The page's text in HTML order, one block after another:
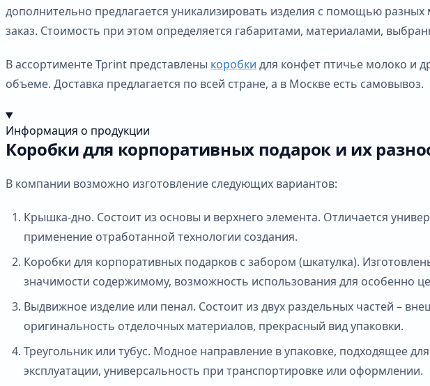
дополнительно предлагается уникализировать изделия с помощью
заказ. Стоимость при этом определяется габаритами, материалами,
В ассортименте Tprint представлены коробки для конфет птичье молоко и
объеме. Доставка предлагается по всей стране, а в Москве есть самовывоз.
Информация о продукции
Коробки для корпоративных подарок и их
В компании возможно изготовление следующих вариантов:
Крышка-дно. Состоит из основы и верхнего элемента. Отличается
применение отработанной технологии создания.
Коробки для корпоративных подарков с забором (шкатулка).
значимости содержимому, возможность использования для особенно
Выдвижное изделие или пенал. Состоит из двух раздельных частей –
оригинальность отделочных материалов, прекрасный вид упаковки.
Треугольник или тубус. Модное направление в упаковке, подходящее
эксплуатации, универсальность при транспортировке или оформлении.